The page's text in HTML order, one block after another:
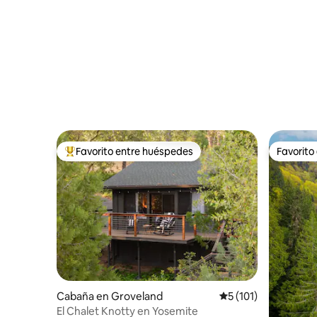
Favorito entre huéspedes preferido
Favorito entre huéspedes
Cabaña en Groveland Calificación
5 (101)
El Chalet Knotty en Yosemite
Favorito